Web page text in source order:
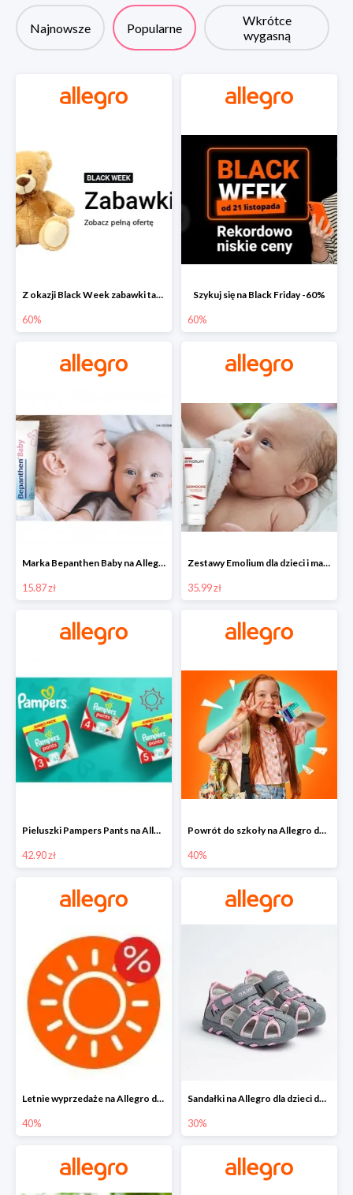
Najnowsze Popularne
Wkrótce
wygasną
Z okazji Black Week zabawki taniej na allegro.pl
60%
Szykuj się na Black Friday -60%
60%
Marka Bepanthen Baby na Allegro od 15,87 zł!
15.87 zł
Zestawy Emolium dla dzieci i mam na Allegro od 35,99 zł
35.99 zł
Pieluszki Pampers Pants na Allegro od 42,90 zł
42.90 zł
Powrót do szkoły na Allegro do -40%
40%
Letnie wyprzedaże na Allegro do -40%
40%
Sandałki na Allegro dla dzieci do -30%
30%